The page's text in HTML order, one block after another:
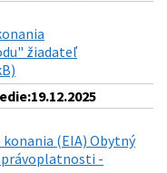
žiadateľ
(EIA) Obytný
právoplatnosti -